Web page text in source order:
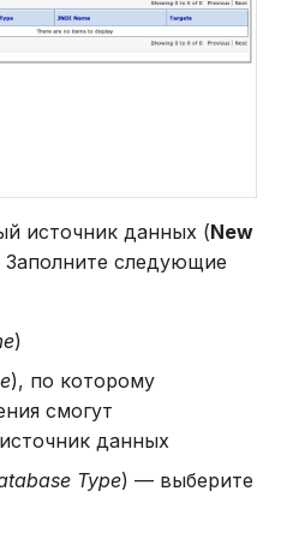
источник данных (New
Заполните следующие
)
), по которому
смогут
данных
Type) — выберите